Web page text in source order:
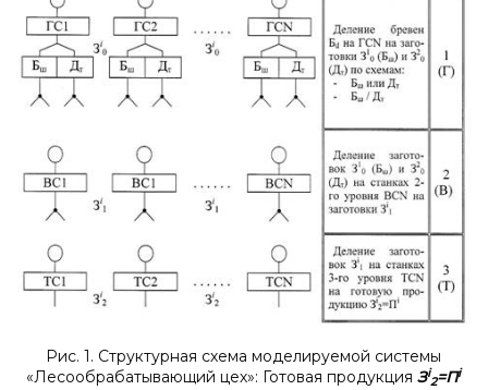
Рис. 1. Структурная схема моделируемой системы
«Лесообрабатывающий цех»: Готовая продукцияЗi
2=Пi